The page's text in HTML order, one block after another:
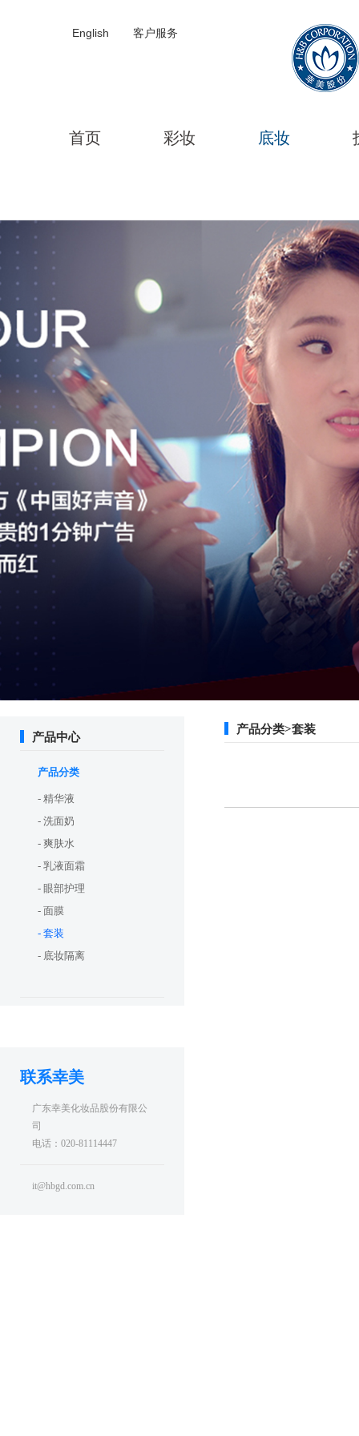
English 客户服务
首页 彩妆 底妆
产品中心
产品分类
- 精华液
- 洗面奶
- 爽肤水
- 乳液面霜
- 眼部护理
- 面膜
- 套装
- 底妆隔离
联系幸美
广东幸美化妆品股份有限公
司
电话：020-81114447
it@hbgd.com.cn
产品分类>套装